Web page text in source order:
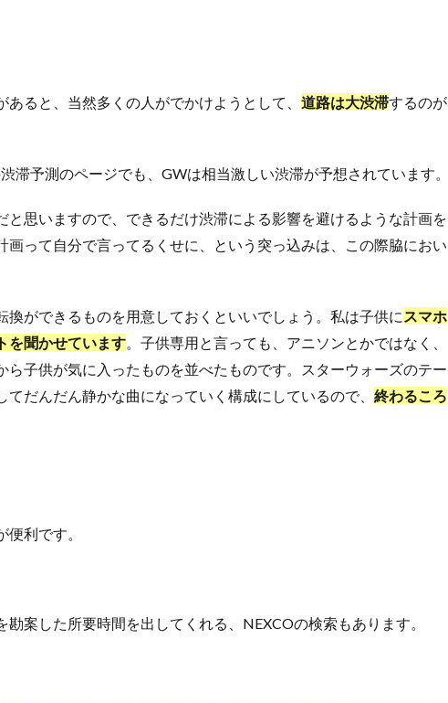
ると、当然多くの人がでかけようとして、 道路は大渋滞するのが
滞予測のページでも、GWは相当激しい渋滞が予想されています。
と思いますので、できるだけ渋滞による影響を避けるような計画を
画って自分で言ってるくせに、という突っ込みは、この際脇におい
換ができるものを用意しておくといいでしょう。私は子供に スマホ
を聞かせています。子供専用と言っても、アニソンとかではなく、
ら子供が気に入ったものを並べたものです。スターウォーズのテー
だんだん静かな曲になっていく構成にしているので、 終わるころ
利です。
案した所要時間を出してくれる、NEXCOの検索もあります。